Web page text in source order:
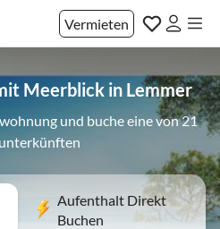
Vermieten
Meerblick in Lemmer
und buche eine von 21
Aufenthalt Direkt
Buchen